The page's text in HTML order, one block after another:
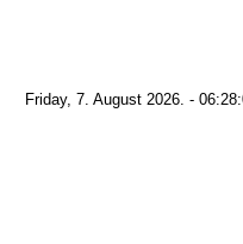
Friday, 7. August 2026. -